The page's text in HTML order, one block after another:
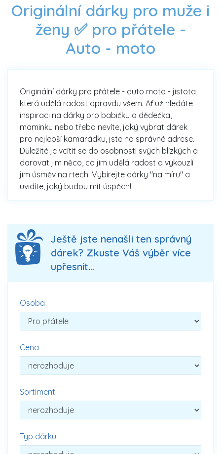
Originální dárky pro muže i
ženy ✅ pro přátele -
Auto - moto
Originální dárky pro přátele - auto moto - jistota,
která udělá radost opravdu všem. Ať už hledáte
inspiraci na dárky pro babičku a dědečka,
maminku nebo třeba nevíte, jaký vybrat dárek
pro nejlepší kamarádku, jste na správné adrese.
Důležité je vcítit se do osobnosti svých blízkých a
darovat jim něco, co jim udělá radost a vykouzlí
jim úsměv na rtech. Vybírejte dárky "na míru" a
uvidíte, jaký budou mít úspěch!
Ještě jste nenašli ten správný
dárek? Zkuste Váš výběr více
upřesnit...
Osoba
Cena
Sortiment
Typ dárku